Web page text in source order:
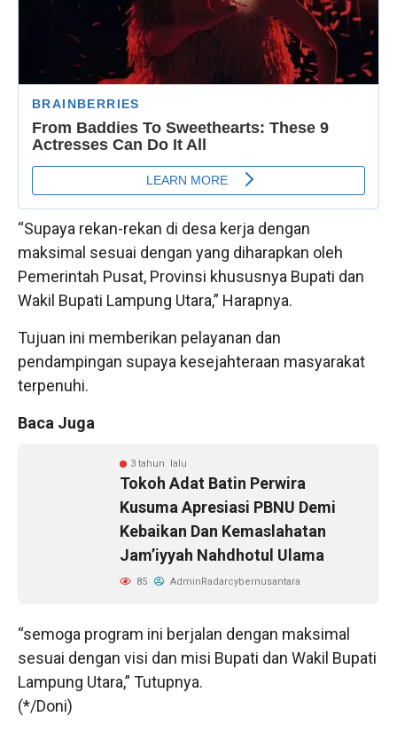
“Supaya rekan-rekan di desa kerja dengan
maksimal sesuai dengan yang diharapkan oleh
Pemerintah Pusat, Provinsi khususnya Bupati dan
Wakil Bupati Lampung Utara,” Harapnya.
Tujuan ini memberikan pelayanan dan
pendampingan supaya kesejahteraan masyarakat
terpenuhi.
Baca Juga
3 tahun lalu
Tokoh Adat Batin Perwira
Kusuma Apresiasi PBNU Demi
Kebaikan Dan Kemaslahatan
Jam’iyyah Nahdhotul Ulama
85 AdminRadarcybernusantara
“semoga program ini berjalan dengan maksimal
sesuai dengan visi dan misi Bupati dan Wakil Bupati
Lampung Utara,” Tutupnya.
(*/Doni)